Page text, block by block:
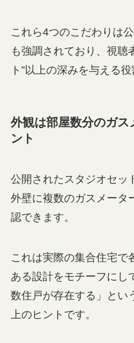
これら4つのこだわりは
も強調されており、視聴
ト”以上の深みを与える
外観は部屋数分のガ
ント
公開されたスタジオセッ
外壁に複数のガスメータ
認できます。
これは実際の集合住宅で
ある設計をモチーフにし
数住戸が存在する」とい
上のヒントです。